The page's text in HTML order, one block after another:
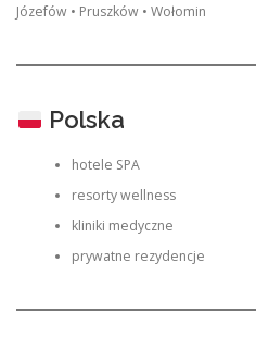
Józefów • Pruszków • Wołomin
Polska
hotele SPA
resorty wellness
kliniki medyczne
prywatne rezydencje